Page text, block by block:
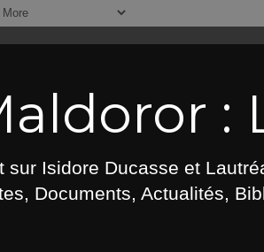
:
sur Isidore Ducasse et
Documents, Actualités,